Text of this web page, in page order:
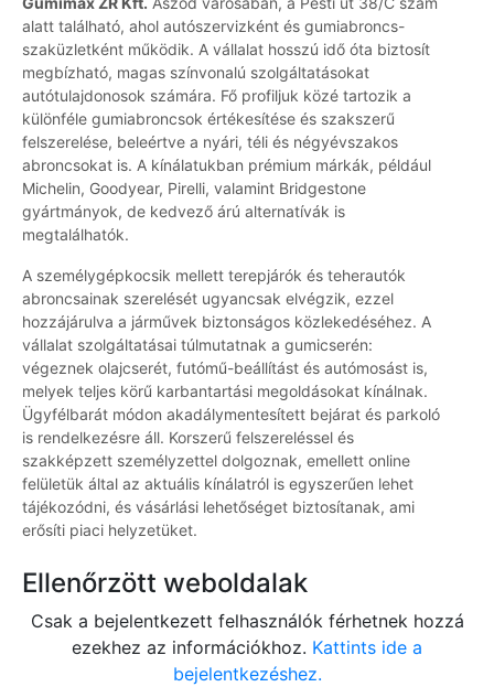
alatt található, ahol autószervizként és gumiabroncs-
szaküzletként működik. A vállalat hosszú idő óta biztosít
megbízható, magas színvonalú szolgáltatásokat
autótulajdonosok számára. Fő profiljuk közé tartozik a
különféle gumiabroncsok értékesítése és szakszerű
felszerelése, beleértve a nyári, téli és négyévszakos
abroncsokat is. A kínálatukban prémium márkák, például
Michelin, Goodyear, Pirelli, valamint Bridgestone
gyártmányok, de kedvező árú alternatívák is
megtalálhatók.
A személygépkocsik mellett terepjárók és teherautók
abroncsainak szerelését ugyancsak elvégzik, ezzel
hozzájárulva a járművek biztonságos közlekedéséhez. A
vállalat szolgáltatásai túlmutatnak a gumicserén:
végeznek olajcserét, futómű-beállítást és autómosást is,
melyek teljes körű karbantartási megoldásokat kínálnak.
Ügyfélbarát módon akadálymentesített bejárat és parkoló
is rendelkezésre áll. Korszerű felszereléssel és
szakképzett személyzettel dolgoznak, emellett online
felületük által az aktuális kínálatról is egyszerűen lehet
tájékozódni, és vásárlási lehetőséget biztosítanak, ami
erősíti piaci helyzetüket.
Ellenőrzött weboldalak
Csak a bejelentkezett felhasználók férhetnek hozzá
ezekhez az információkhoz. Kattints ide a
bejelentkezéshez.